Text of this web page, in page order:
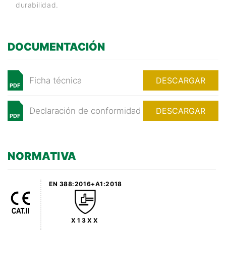
durabilidad.
DOCUMENTACIÓN
PDF
Ficha técnica DESCARGAR
PDF
Declaración de conformidad DESCARGAR
NORMATIVA
EN 388:2016+A1:2018
X13XX